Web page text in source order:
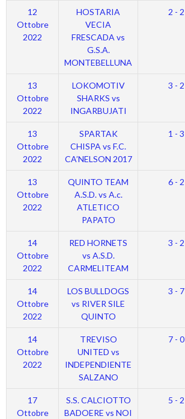
12
Ottobre
2022
HOSTARIA
VECIA
FRESCADA vs
G.S.A.
MONTEBELLUNA
2 - 2
13
Ottobre
2022
LOKOMOTIV
SHARKS vs
INGARBUJATI
3 - 2
13
Ottobre
2022
SPARTAK
CHISPA vs F.C.
CA’NELSON 2017
1 - 3
13
Ottobre
2022
QUINTO TEAM
A.S.D. vs A.c.
ATLETICO
PAPATO
6 - 2
14
Ottobre
2022
RED HORNETS
vs A.S.D.
CARMELITEAM
3 - 2
14
Ottobre
2022
LOS BULLDOGS
vs RIVER SILE
QUINTO
3 - 7
14
Ottobre
2022
TREVISO
UNITED vs
INDEPENDIENTE
SALZANO
7 - 0
17
Ottobre
S.S. CALCIOTTO
BADOERE vs NOI
5 - 2